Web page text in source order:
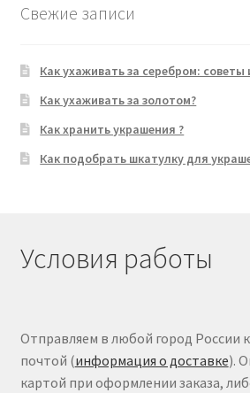
Свежие записи
Как ухаживать за серебром:
Как ухаживать за золотом?
Как хранить украшения ?
Как подобрать шкатулку для
Условия работы
Отправляем в любой город России
почтой (информация о доставке).
картой при оформлении заказа,